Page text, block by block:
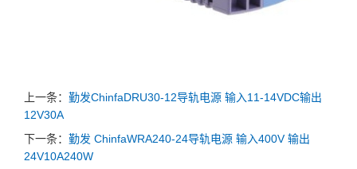
上一条： 勤发ChinfaDRU30-12导轨电源 输入11-14VDC输出
12V30A
下一条： 勤发 ChinfaWRA240-24导轨电源 输入400V 输出
24V10A240W